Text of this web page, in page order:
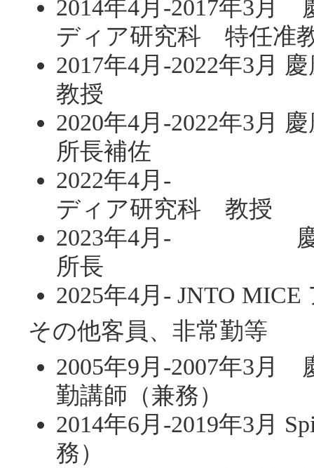
2014年4月-2017年3月
ディア研究科 特任准
2017年4月-2022年3月
教授
2020年4月-2022年3月
所長補佐
2022年4月- 慶應
ディア研究科 教授
2023年4月- 慶應義
所長
2025年4月- JNTO
その他客員、非常勤等
2005年9月-2007年3月
勤講師（兼務）
2014年6月-2019年3月
務）